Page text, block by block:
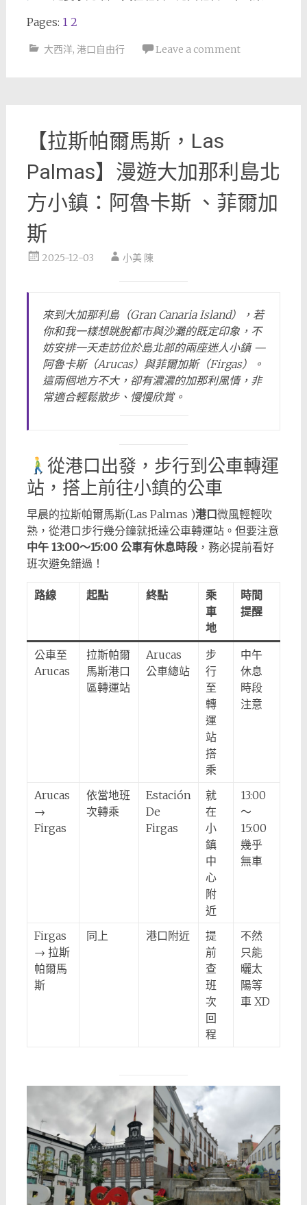
Pages: 1 2
大西洋, 港口自由行 Leave a comment
【拉斯帕爾馬斯，Las
Palmas】漫遊大加那利島北
方小鎮：阿魯卡斯 、菲爾加
斯
2025-12-03 小美 陳
來到大加那利島（Gran Canaria Island），若
你和我一樣想跳脫都市與沙灘的既定印象，不
妨安排一天走訪位於島北部的兩座迷人小鎮 —
阿魯卡斯（Arucas）與菲爾加斯（Firgas）。
這兩個地方不大，卻有濃濃的加那利風情，非
常適合輕鬆散步、慢慢欣賞。
從港口出發，步行到公車轉運
站，搭上前往小鎮的公車
早晨的拉斯帕爾馬斯(Las Palmas )港口微風輕輕吹
熟，從港口步行幾分鐘就抵達公車轉運站。但要注意
中午 13:00～15:00 公車有休息時段，務必提前看好
班次避免錯過！
路線 起點 終點
乘
車
地
時間
提醒
公車至
Arucas
拉斯帕爾
馬斯港口
區轉運站
Arucas
公車總站
步
行
至
轉
運
站
搭
乘
中午
休息
時段
注意
Arucas
→
Firgas
依當地班
次轉乘
Estación
De
Firgas
就
在
小
鎮
中
心
附
近
13:00
～
15:00
幾乎
無車
Firgas
→ 拉斯
帕爾馬
斯
同上 港口附近
提
前
查
班
次
回
程
不然
只能
曬太
陽等
車 XD